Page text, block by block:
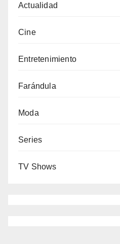
Actualidad
Cine
Entretenimiento
Farándula
Moda
Series
TV Shows